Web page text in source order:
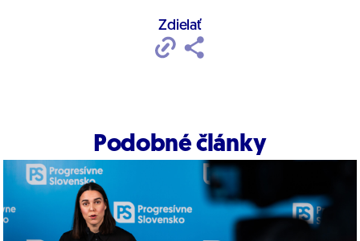
Zdielať
Podobné články